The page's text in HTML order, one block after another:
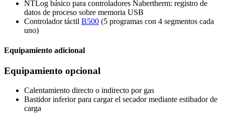
NTLog básico para controladores Nabertherm: registro de
datos de proceso sobre memoria USB
Controlador táctil B500 (5 programas con 4 segmentos cada
uno)
Equipamiento adicional
Equipamiento opcional
Calentamiento directo o indirecto por gas
Bastidor inferior para cargar el secador mediante estibador de
carga